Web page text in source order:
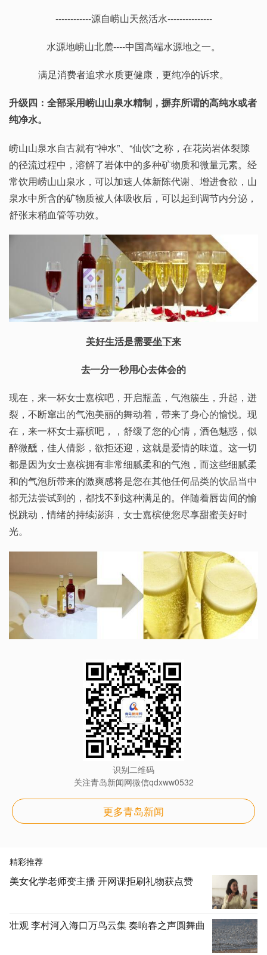
------------源自崂山天然活水---------------
水源地崂山北麓----中国高端水源地之一。
满足消费者追求水质更健康，更纯净的诉求。
升级四：全部采用崂山山泉水精制，摒弃所谓的高纯水或者
纯净水。
崂山山泉水自古就有“神水”、“仙饮”之称，在花岗岩体裂隙
的径流过程中，溶解了岩体中的多种矿物质和微量元素。经
常饮用崂山山泉水，可以加速人体新陈代谢、增进食欲，山
泉水中所含的矿物质被人体吸收后，可以起到调节内分泌，
舒张末稍血管等功效。
美好生活是需要坐下来
去一分一秒用心去体会的
现在，来一杯女士嘉槟吧，开启瓶盖，气泡簇生，升起，迸
裂，不断窜出的气泡美丽的舞动着，带来了身心的愉悦。现
在，来一杯女士嘉槟吧，，舒缓了您的心情，酒色魅惑，似
醉微醺，佳人倩影，欲拒还迎，这就是爱情的味道。这一切
都是因为女士嘉槟拥有非常细腻柔和的气泡，而这些细腻柔
和的气泡所带来的激爽感将是您在其他任何品类的饮品当中
都无法尝试到的，都找不到这种满足的。伴随着唇齿间的愉
悦跳动，情绪的持续澎湃，女士嘉槟使您尽享甜蜜美好时
光。
识别二维码
关注青岛新闻网微信qdxww0532
更多青岛新闻
精彩推荐
美女化学老师变主播 开网课拒刷礼物获点赞
壮观 李村河入海口万鸟云集 奏响春之声圆舞曲